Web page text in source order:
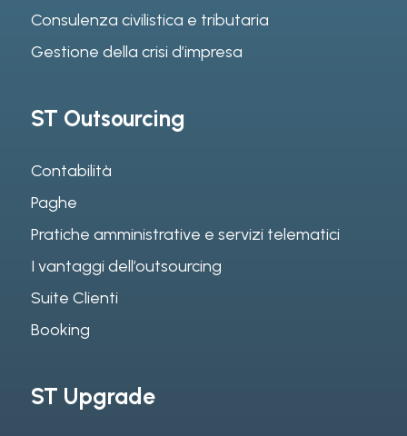
Consulenza civilistica e tributaria
Gestione della crisi d’impresa
ST Outsourcing
Contabilità
Paghe
Pratiche amministrative e servizi telematici
I vantaggi dell’outsourcing
Suite Clienti
Booking
ST Upgrade